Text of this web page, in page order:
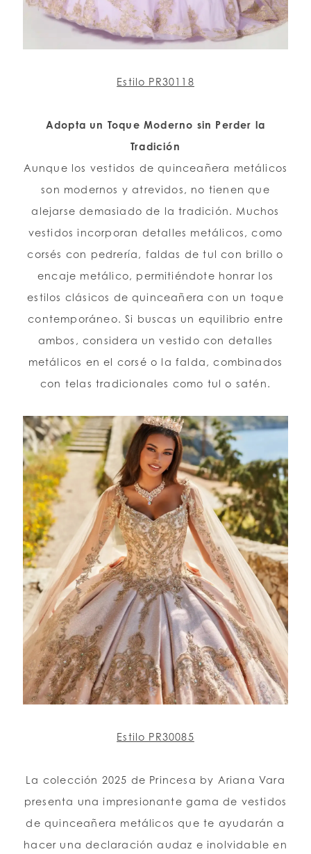
Estilo PR30118
Adopta un Toque Moderno sin Perder la
Tradición
Aunque los vestidos de quinceañera metálicos
son modernos y atrevidos, no tienen que
alejarse demasiado de la tradición. Muchos
vestidos incorporan detalles metálicos, como
corsés con pedrería, faldas de tul con brillo o
encaje metálico, permitiéndote honrar los
estilos clásicos de quinceañera con un toque
contemporáneo. Si buscas un equilibrio entre
ambos, considera un vestido con detalles
metálicos en el corsé o la falda, combinados
con telas tradicionales como tul o satén.
Estilo PR30085
La colección 2025 de Princesa by Ariana Vara
presenta una impresionante gama de vestidos
de quinceañera metálicos que te ayudarán a
hacer una declaración audaz e inolvidable en